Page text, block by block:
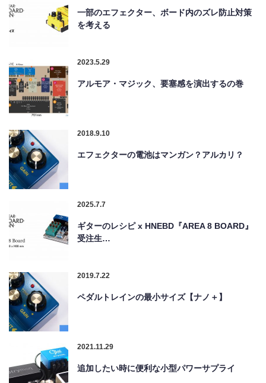
一部のエフェクター、ボード内のズレ防止対策
を考える
2023.5.29
アルモア・マジック、要塞感を演出するの巻
2018.9.10
エフェクターの電池はマンガン？アルカリ？
2025.7.7
ギターのレシピ x HNEBD『AREA 8 BOARD』
受注生…
2019.7.22
ペダルトレインの最小サイズ【ナノ＋】
2021.11.29
追加したい時に便利な小型パワーサプライ